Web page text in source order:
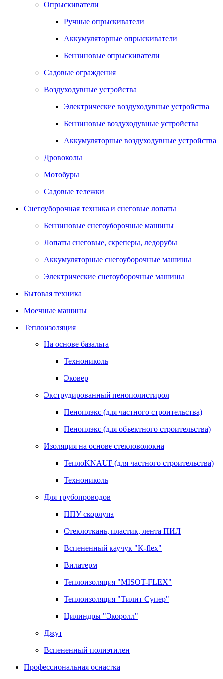
Опрыскиватели
Ручные опрыскиватели
Аккумуляторные опрыскиватели
Бензиновые опрыскиватели
Садовые ограждения
Воздуходувные устройства
Электрические воздуходувные устройства
Бензиновые воздуходувные устройства
Аккумуляторные воздуходувные устройства
Дровоколы
Мотобуры
Садовые тележки
Снегоуборочная техника и снеговые лопаты
Бензиновые снегоуборочные машины
Лопаты снеговые, скреперы, ледорубы
Аккумуляторные снегоуборочные машины
Электрические снегоуборочные машины
Бытовая техника
Моечные машины
Теплоизоляция
На основе базальта
Технониколь
Эковер
Экструдированный пенополистирол
Пеноплэкс (для частного строительства)
Пеноплэкс (для объектного строительства)
Изоляция на основе стекловолокна
ТеплоKNAUF (для частного строительства)
Технониколь
Для трубопроводов
ППУ скорлупа
Стеклоткань, пластик, лента ПИЛ
Вспененный каучук "K-flex"
Вилатерм
Теплоизоляция "MISOT-FLEX"
Теплоизоляция "Тилит Супер"
Цилиндры "Экоролл"
Джут
Вспененный полиэтилен
Профессиональная оснастка